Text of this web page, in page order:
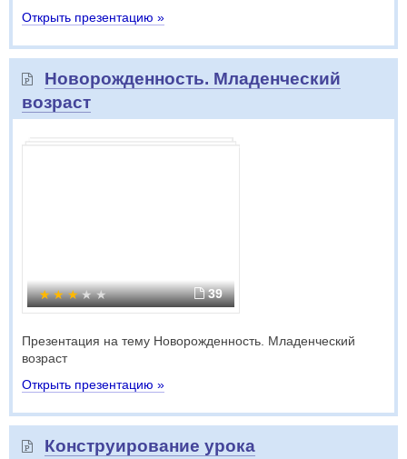
Открыть презентацию »
Новорожденность. Младенческий
возраст
39
Презентация на тему Новорожденность. Младенческий
возраст
Открыть презентацию »
Конструирование урока